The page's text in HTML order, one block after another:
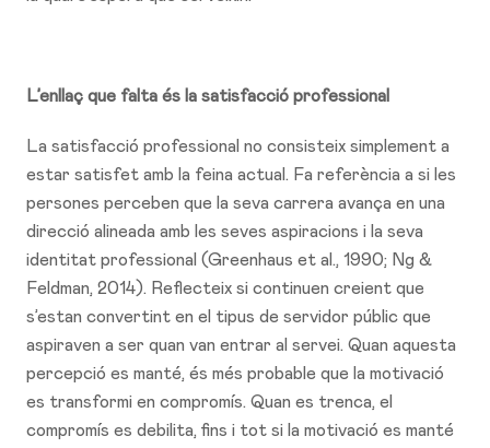
L’enllaç que falta és la satisfacció professional
La satisfacció professional no consisteix simplement a
estar satisfet amb la feina actual. Fa referència a si les
persones perceben que la seva carrera avança en una
direcció alineada amb les seves aspiracions i la seva
identitat professional (Greenhaus et al., 1990; Ng &
Feldman, 2014). Reflecteix si continuen creient que
s’estan convertint en el tipus de servidor públic que
aspiraven a ser quan van entrar al servei. Quan aquesta
percepció es manté, és més probable que la motivació
es transformi en compromís. Quan es trenca, el
compromís es debilita, fins i tot si la motivació es manté